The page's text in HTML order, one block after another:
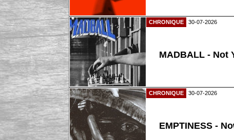
CHRONIQUE 30-07-2026
MADBALL - Not
CHRONIQUE 30-07-2026
EMPTINESS -